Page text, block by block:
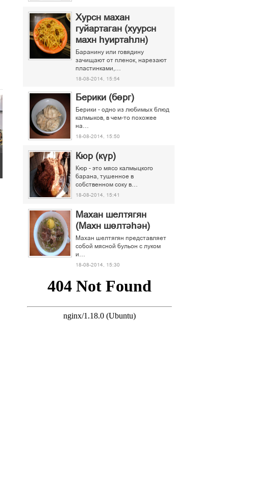
Хурсн махан
гуйартаган (хуурсн
махн һуиртаһлн)
Баранину или говядину
зачищают от пленок, нарезают
пластинками,…
18-08-2014, 15:54
Берики (бөрг)
Берики - одно из любимых блюд
калмыков, в чем-то похожее
на…
18-08-2014, 15:50
Кюр (күр)
Кюр - это мясо калмыцкого
барана, тушенное в
собственном соку в…
18-08-2014, 15:41
Махан шелтягян
(Махн шөлтәһән)
Махан шелтягян представляет
собой мясной бульон с луком
и…
18-08-2014, 15:30